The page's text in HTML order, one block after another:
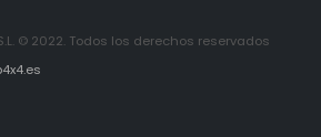
© 2022. Todos los derechos reservados